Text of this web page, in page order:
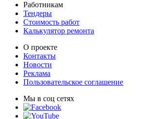
Работникам
Тендеры
Стоимость работ
Калькулятор ремонта
О проекте
Контакты
Новости
Реклама
Пользовательское соглашение
Мы в соц сетях